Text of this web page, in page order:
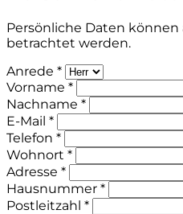
Persönliche Daten
betrachtet werden.
Anrede *
Vorname *
Nachname *
E-Mail *
Telefon *
Wohnort *
Adresse *
Hausnummer *
Postleitzahl *